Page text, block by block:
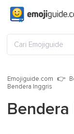
Emojiguide.com
Bendera Inggris
Bendera